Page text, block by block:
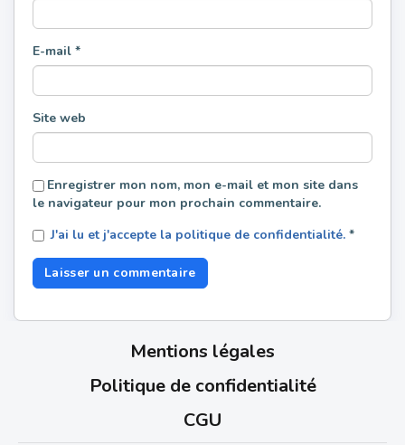
E-mail *
Site web
Enregistrer mon nom, mon e-mail et mon site dans
le navigateur pour mon prochain commentaire.
J'ai lu et j'accepte la politique de confidentialité. *
Mentions légales
Politique de confidentialité
CGU